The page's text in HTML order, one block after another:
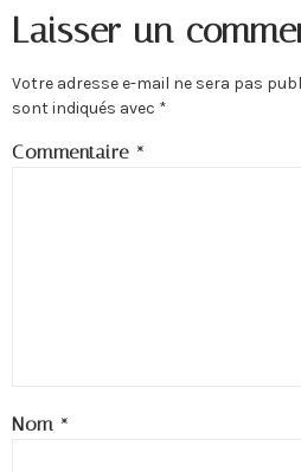
Laisser un
Votre adresse e-mail ne sera pas
sont indiqués avec *
Commentaire *
Nom *